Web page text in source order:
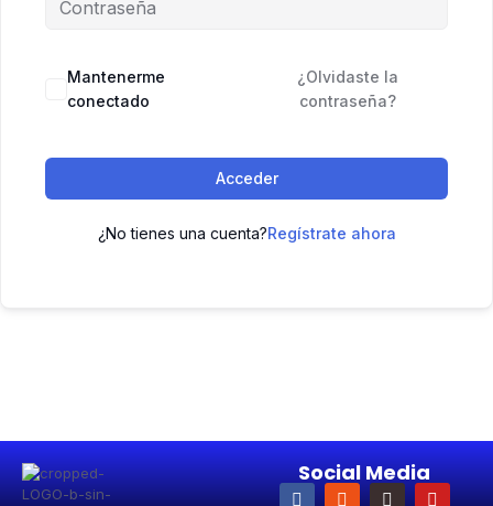
Mantenerme
conectado
¿Olvidaste la
contraseña?
Acceder
¿No tienes una cuenta?Regístrate ahora
Social Media